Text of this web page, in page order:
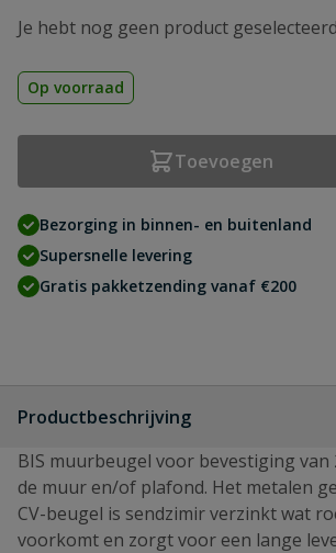
Je hebt nog geen product geselecteerd
Op voorraad
Toevoegen
Bezorging in binnen- en buitenland
Supersnelle levering
Gratis pakketzending vanaf €200
Productbeschrijving
BIS muurbeugel voor bevestiging van
de muur en/of plafond. Het metalen
CV-beugel is sendzimir verzinkt wat
voorkomt en zorgt voor een lange